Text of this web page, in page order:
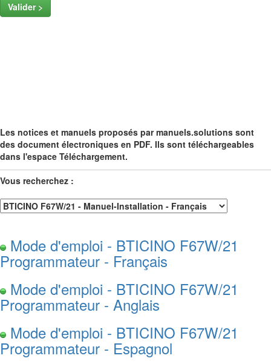
Valider >
Les notices et manuels proposés par manuels.solutions sont
des document électroniques en PDF. Ils sont téléchargeables
dans l'espace Téléchargement.
Vous recherchez :
Mode d'emploi - BTICINO F67W/21
Programmateur - Français
Mode d'emploi - BTICINO F67W/21
Programmateur - Anglais
Mode d'emploi - BTICINO F67W/21
Programmateur - Espagnol